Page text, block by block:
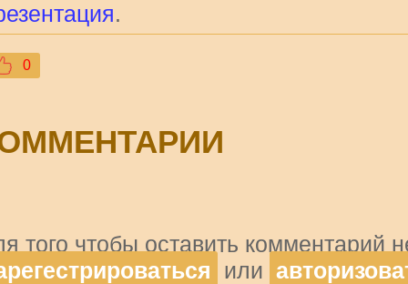
.
0
того чтобы оставить комментарий
или